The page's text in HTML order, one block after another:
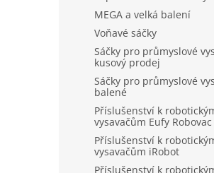
MEGA a velká balení
Voňavé sáčky
Sáčky pro průmyslové
kusový prodej
Sáčky pro průmyslové
balené
Příslušenství k
vysavačům Eufy Robovac
Příslušenství k
vysavačům iRobot
Příslušenství k